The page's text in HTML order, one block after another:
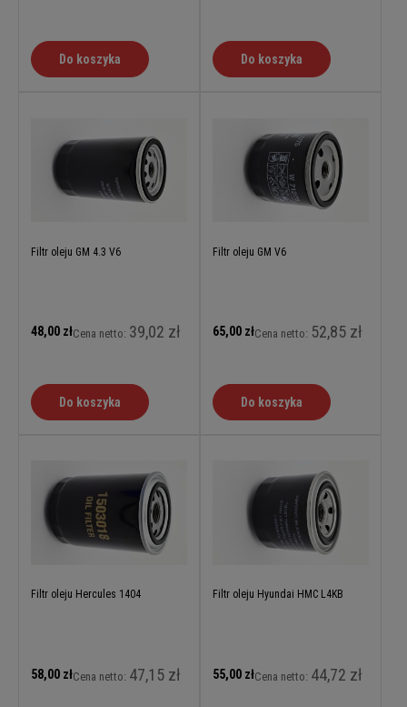
Do koszyka Do koszyka
Filtr oleju GM 4.3 V6
48,00 złCena netto: 39,02 zł
Do koszyka
Filtr oleju GM V6
65,00 złCena netto: 52,85 zł
Do koszyka
Filtr oleju Hercules 1404
58,00 złCena netto: 47,15 zł
Filtr oleju Hyundai HMC L4KB
55,00 złCena netto: 44,72 zł